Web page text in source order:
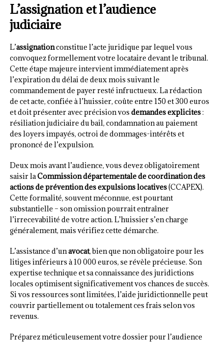
L’assignation et l’audience
judiciaire
L’assignationconstitue l’acte juridique par lequel vous
convoquez formellement votre locataire devant le tribunal.
Cette étape majeure intervient immédiatement après
l’expiration du délai de deux mois suivant le
commandement de payer resté infructueux. La rédaction
de cet acte, confiée à l’huissier, coûte entre 150 et 300 euros
et doit présenter avec précision vos demandes explicites:
résiliation judiciaire du bail, condamnation au paiement
des loyers impayés, octroi de dommages-intérêts et
prononcé de l’expulsion.
Deux mois avant l’audience, vous devez obligatoirement
saisir laCommission départementale de coordination des
actions de prévention des expulsions locatives(CCAPEX).
Cette formalité, souvent méconnue, est pourtant
substantielle – son omission pourrait entraîner
l’irrecevabilité de votre action. L’huissier s’en charge
généralement, mais vérifiez cette démarche.
L’assistance d’unavocat, bien que non obligatoire pour les
litiges inférieurs à 10 000 euros, se révèle précieuse. Son
expertise technique et sa connaissance des juridictions
locales optimisent significativement vos chances de succès.
Si vos ressources sont limitées, l’aide juridictionnelle peut
couvrir partiellement ou totalement ces frais selon vos
revenus.
Préparez méticuleusement votre dossier pour l’audience